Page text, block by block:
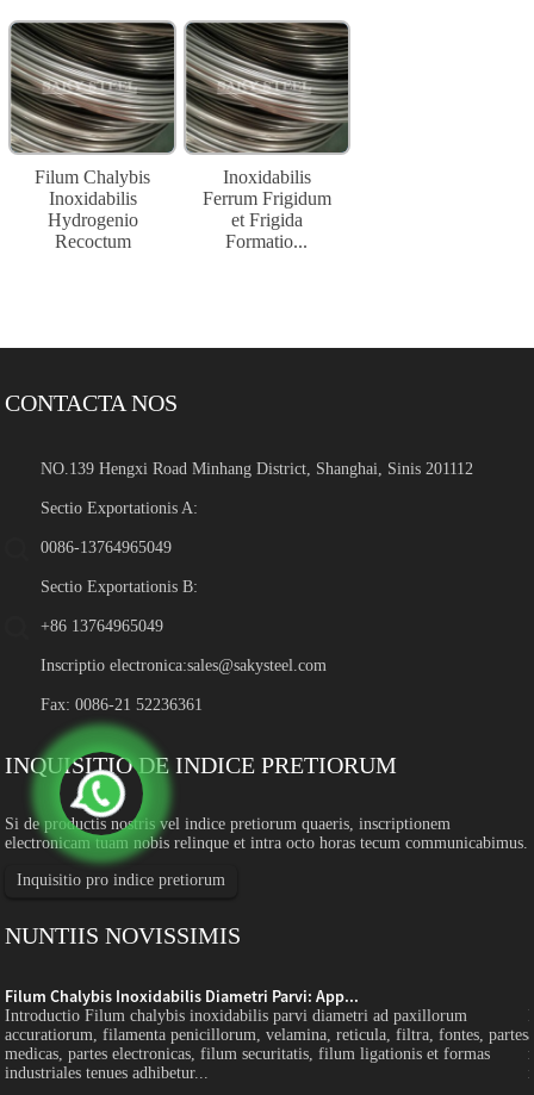
Filum Chalybis
Inoxidabilis
Hydrogenio
Recoctum
Inoxidabilis
Ferrum Frigidum
et Frigida
Formatio...
CONTACTA NOS
NO.139 Hengxi Road Minhang District, Shanghai, Sinis 201112
Sectio Exportationis A:
0086-13764965049
Sectio Exportationis B:
+86 13764965049
Inscriptio electronica:sales@sakysteel.com
Fax: 0086-21 52236361
INQUISITIO DE INDICE PRETIORUM
Si de productis nostris vel indice pretiorum quaeris, inscriptionem
electronicam tuam nobis relinque et intra octo horas tecum communicabimus.
Inquisitio pro indice pretiorum
NUNTIIS NOVISSIMIS
Filum Chalybis Inoxidabilis Diametri Parvi: App...
Introductio Filum chalybis inoxidabilis parvi diametri ad paxillorum
accuratiorum, filamenta penicillorum, velamina, reticula, filtra, fontes, partes
medicas, partes electronicas, filum securitatis, filum ligationis et formas
industriales tenues adhibetur...